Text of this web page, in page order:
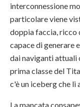
interconnessione
particolare viene
doppia faccia, ricco
capace di
dai naviganti attuali
prima classe del
c'è un iceberg che li
La mancata